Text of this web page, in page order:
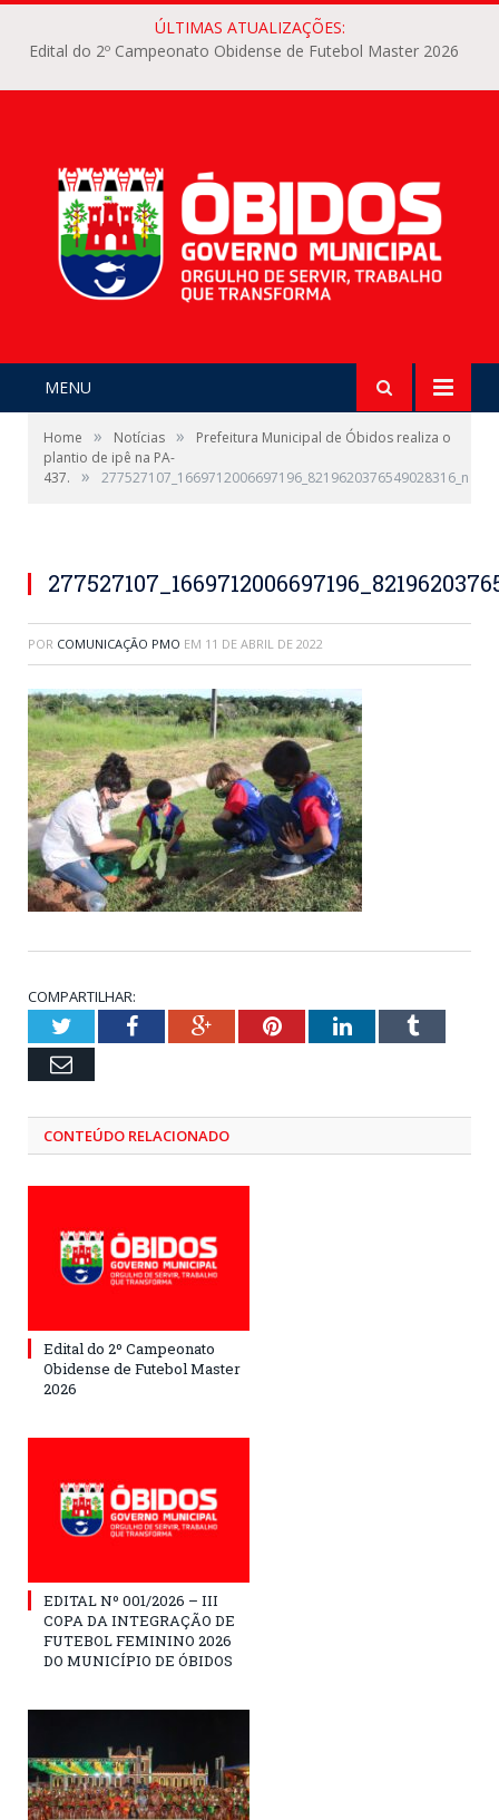
ÚLTIMAS ATUALIZAÇÕES:
Edital do 2º Campeonato Obidense de Futebol Master 2026
MENU
Home » Notícias »
Prefeitura Municipal de Óbidos realiza o
plantio de ipê na PA-
437.
» 277527107_1669712006697196_8219620376549028316_n
POR COMUNICAÇÃO PMO EM 11 DE ABRIL DE 2022
COMPARTILHAR:
TwitterFacebookGoogle+PinterestLinkedInTumblr
Email
CONTEÚDO RELACIONADO
Edital do 2º Campeonato
Obidense de Futebol Master
2026
EDITAL Nº 001/2026 – III
COPA DA INTEGRAÇÃO DE
FUTEBOL FEMININO 2026
DO MUNICÍPIO DE ÓBIDOS